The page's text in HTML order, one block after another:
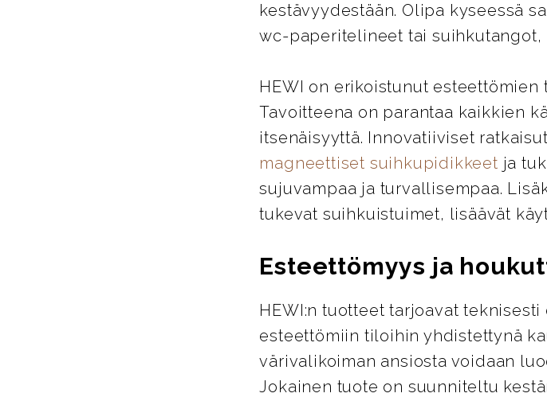
kestävyydestään. Olipa kyseessä
wc-paperitelineet tai suihkutangot,
HEWI on erikoistunut esteettömien
Tavoitteena on parantaa kaikkien
itsenäisyyttä. Innovatiiviset
magneettiset suihkupidikkeet ja
sujuvampaa ja turvallisempaa.
tukevat suihkuistuimet, lisäävät
Esteettömyys ja
HEWI:n tuotteet tarjoavat
esteettömiin tiloihin yhdistettynä
värivalikoiman ansiosta voidaan
Jokainen tuote on suunniteltu